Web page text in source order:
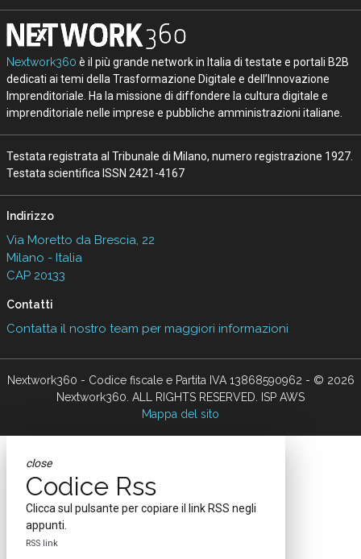
Nextwork360 è il più grande network in Italia di testate e portali B2B
dedicati ai temi della Trasformazione Digitale e dell’Innovazione
Imprenditoriale. Ha la missione di diffondere la cultura digitale e
imprenditoriale nelle imprese e pubbliche amministrazioni italiane.
Testata registrata al Tribunale di Milano, numero registrazione 1927.
Testata scientifica ISSN 2421-4167
Indirizzo
Via Moretto da Brescia, 22
Milano - Italia
CAP 20133
Contatti
Contatta il nostro team per maggiori informazioni
Nextwork360 - Codice fiscale e Partita IVA 13868590962 - © 2026
Nextwork360. ALL RIGHTS RESERVED. ISP AWS
Mappa del sito
close
Codice Rss
Clicca sul pulsante per copiare il link RSS negli
appunti.
RSS link